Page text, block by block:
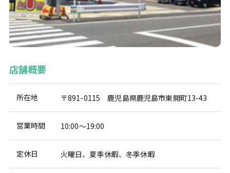
店舗概要
所在地 〒891-0115 鹿児島県鹿児島市東開町13-43
営業時間 10:00～19:00
定休日 火曜日、夏季休暇、冬季休暇